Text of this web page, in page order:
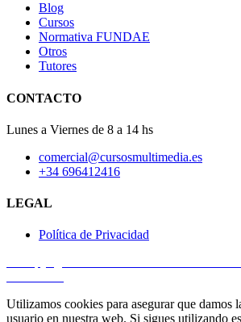
Blog
Cursos
Normativa FUNDAE
Otros
Tutores
CONTACTO
Lunes a Viernes de 8 a 14 hs
comercial@cursosmultimedia.es
+34 696412416
LEGAL
Política de Privacidad
Utilizamos cookies para asegurar que damos
usuario en nuestra web. Si sigues utilizando